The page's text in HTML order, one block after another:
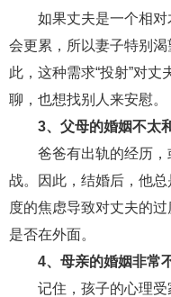
十二生肖 分
异地恋 明星
化妆 挽留前任
挽回老公 产
经营婚姻 婚姻
产妇食谱
交流沟通 约会
如果丈夫是一个相对
会更累，所以妻子特别
此，这种需求“投射”对
聊，也想找别人来安慰。
3、父母的婚姻不太
爸爸有出轨的经历，
战。因此，结婚后，他
度的焦虑导致对丈夫的
是否在外面。
4、母亲的婚姻非常
记住，孩子的心理受